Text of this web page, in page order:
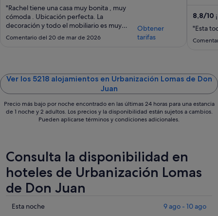
"Rachel tiene una casa muy bonita , muy
cómoda . Ubicación perfecta. La
decoración y todo el mobiliario es muy
moderno y de muy buenas calidades.
Comentario del 20 de mar de 2026
Obtener
tarifas
8,8/10
"Esta
Ver los 5218 alojamientos en Urbanización Lomas de Don
Juan
Precio más bajo por noche encontrado en las últimas 24 horas para una estancia
de 1 noche y 2 adultos. Los precios y la disponibilidad están sujetos a cambios.
Pueden aplicarse términos y condiciones adicionales.
Consulta la disponibilidad en
hoteles de Urbanización Lomas
de Don Juan
Comprueba
Esta noche 9 ago - 10 ago